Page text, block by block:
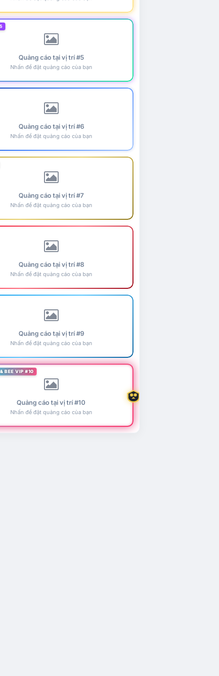
Quảng cáo tại vị trí #5
Nhấn để đặt quảng cáo của bạn
Quảng cáo tại vị trí #6
Nhấn để đặt quảng cáo của bạn
Quảng cáo tại vị trí #7
Nhấn để đặt quảng cáo của bạn
Quảng cáo tại vị trí #8
Nhấn để đặt quảng cáo của bạn
Quảng cáo tại vị trí #9
Nhấn để đặt quảng cáo của bạn
BEE VIP #10
Quảng cáo tại vị trí #10
Nhấn để đặt quảng cáo của bạn